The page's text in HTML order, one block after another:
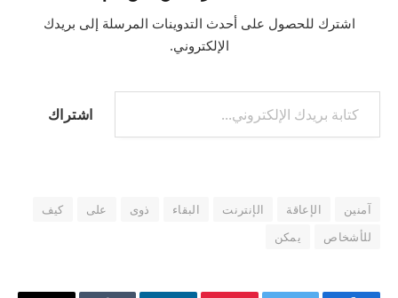
اشترك للحصول على أحدث التدوينات المرسلة إلى بريدك
الإلكتروني.
اشتراك
آمنين الإعاقة الإنترنت البقاء ذوى على
كيف
للأشخاص
يمكن